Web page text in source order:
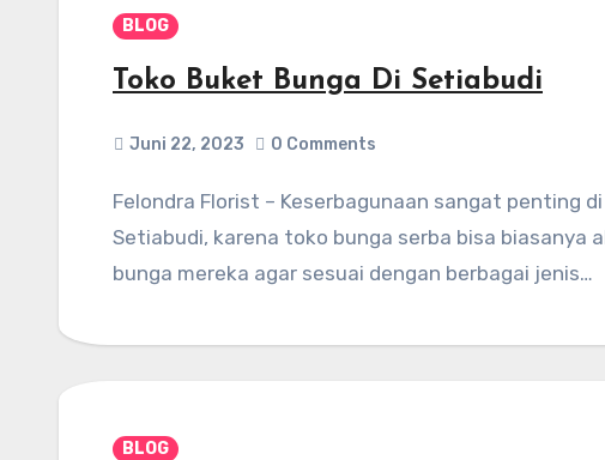
BLOG
Toko Buket Bunga Di Setiabudi
Juni 22, 2023 0 Comments
Felondra Florist – Keserbagunaan sangat penting di Toko Buket Bunga Terdekat Di
Setiabudi, karena toko bunga serba bisa biasanya
bunga mereka agar sesuai dengan berbagai jenis…
BLOG